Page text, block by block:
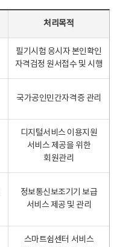
처리목적
필기시험 응시자 본인확인
자격검정 원서접수 및 시행
국가공인민간자격증 관리
디지털서비스 이용지원
서비스 제공을 위한
회원관리
정보통신보조기기 보급
서비스 제공 및 관리
스마트쉼센터 서비스